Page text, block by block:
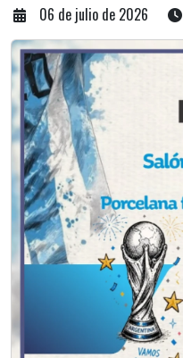
06 de julio de 2026